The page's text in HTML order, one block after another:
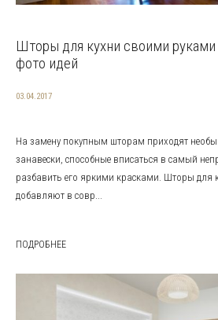
Шторы для кухни своими
фото идей
03.04.2017
На замену покупным шторам приходят
занавески, способные вписаться в самый
разбавить его яркими красками. Шторы для
добавляют в совр...
ПОДРОБНЕЕ